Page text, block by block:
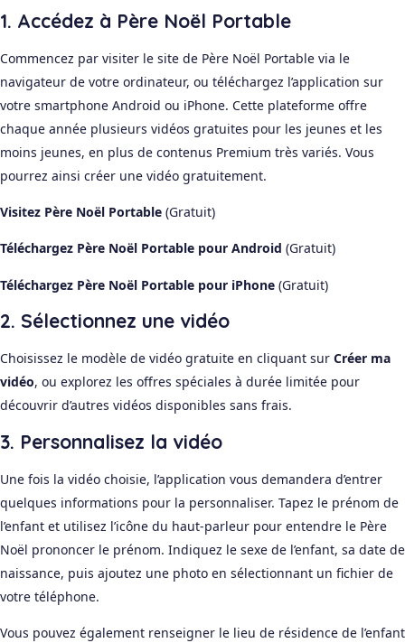
1. Accédez à Père Noël Portable
Commencez par visiter le site de Père Noël Portable via le
navigateur de votre ordinateur, ou téléchargez l’application sur
votre smartphone Android ou iPhone. Cette plateforme offre
chaque année plusieurs vidéos gratuites pour les jeunes et les
moins jeunes, en plus de contenus Premium très variés. Vous
pourrez ainsi créer une vidéo gratuitement.
Visitez Père Noël Portable (Gratuit)
Téléchargez Père Noël Portable pour Android (Gratuit)
Téléchargez Père Noël Portable pour iPhone (Gratuit)
2. Sélectionnez une vidéo
Choisissez le modèle de vidéo gratuite en cliquant sur Créer ma
vidéo, ou explorez les offres spéciales à durée limitée pour
découvrir d’autres vidéos disponibles sans frais.
3. Personnalisez la vidéo
Une fois la vidéo choisie, l’application vous demandera d’entrer
quelques informations pour la personnaliser. Tapez le prénom de
l’enfant et utilisez l’icône du haut-parleur pour entendre le Père
Noël prononcer le prénom. Indiquez le sexe de l’enfant, sa date de
naissance, puis ajoutez une photo en sélectionnant un fichier de
votre téléphone.
Vous pouvez également renseigner le lieu de résidence de l’enfant